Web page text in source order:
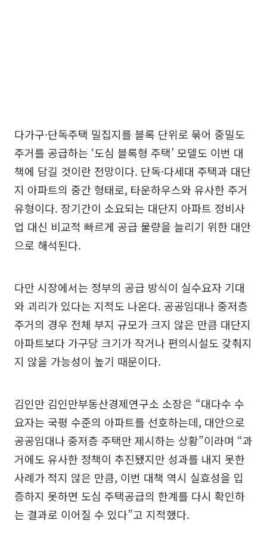
다가구·단독주택 밀집지를 블록 단위로 묶어 중밀도
주거를 공급하는 ‘도심 블록형 주택’ 모델도 이번 대
책에 담길 것이란 전망이다. 단독·다세대 주택과 대단
지 아파트의 중간 형태로, 타운하우스와 유사한 주거
유형이다. 장기간이 소요되는 대단지 아파트 정비사
업 대신 비교적 빠르게 공급 물량을 늘리기 위한 대안
으로 해석된다.
다만 시장에서는 정부의 공급 방식이 실수요자 기대
와 괴리가 있다는 지적도 나온다. 공공임대나 중저층
주거의 경우 전체 부지 규모가 크지 않은 만큼 대단지
아파트보다 가구당 크기가 작거나 편의시설도 갖춰지
지 않을 가능성이 높기 때문이다.
김인만 김인만부동산경제연구소 소장은 “대다수 수
요자는 국평 수준의 아파트를 선호하는데, 대안으로
공공임대나 중저층 주택만 제시하는 상황”이라며 “과
거에도 유사한 정책이 추진됐지만 성과를 내지 못한
사례가 적지 않은 만큼, 이번 대책 역시 실효성을 입
증하지 못하면 도심 주택공급의 한계를 다시 확인하
는 결과로 이어질 수 있다”고 지적했다.